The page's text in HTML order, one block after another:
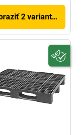
2 variantov